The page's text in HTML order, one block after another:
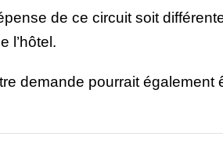
de ce circuit soit
l’hôtel.
demande pourrait également